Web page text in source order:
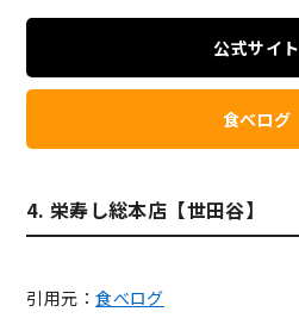
公式サイト
食べログ
4. 栄寿し総本店【世田谷】
引用元：食べログ